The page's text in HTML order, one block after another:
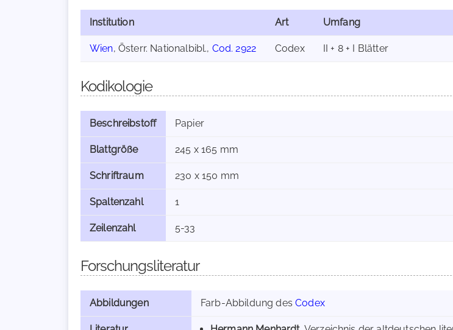
Institution Art Umfang
Wien, Österr. Nationalbibl., Cod. 2922 Codex II + 8 + I Blätter
Kodikologie
Beschreibstoff Papier
Blattgröße 245 x 165 mm
Schriftraum 230 x 150 mm
Spaltenzahl 1
Zeilenzahl 5-33
Forschungsliteratur
Abbildungen Farb-Abbildung desCodex